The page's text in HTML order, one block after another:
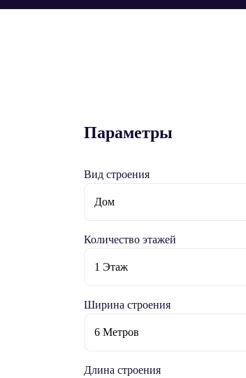
Параметры
Вид строения
Количество этажей
Ширина строения
Длина строения